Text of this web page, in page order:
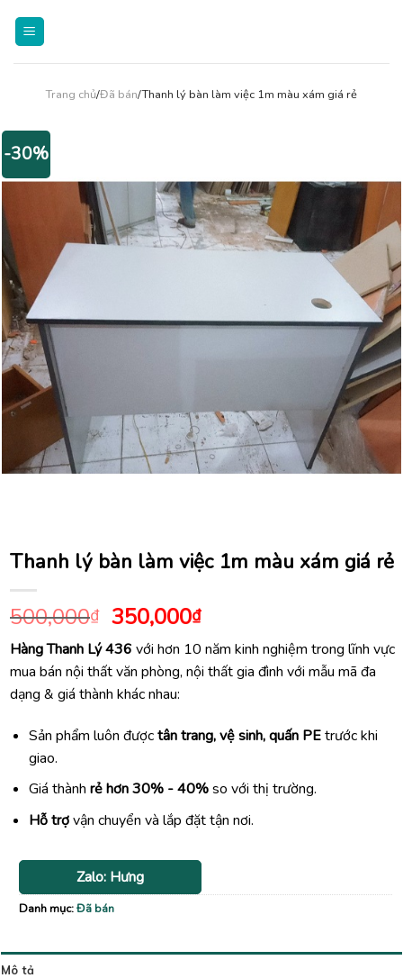
Trang chủ/Đã bán/Thanh lý bàn làm việc 1m màu xám giá rẻ
-30%
Thanh lý bàn làm việc 1m màu xám giá rẻ
500,000₫ Giá
gốc
là:
500,000₫.
350,000₫Giá
hiện
tại
là:
Hàng Thanh Lý 436 với hơn 10 năm kinh nghiệm trong lĩnh vực
mua bán nội thất văn phòng, nội thất gia đình với mẫu mã đa
dạng & giá thành khác nhau:
Sản phẩm luôn đượctân trang, vệ sinh, quấn PEtrước khi
giao.
Giá thành rẻ hơn 30% - 40%so với thị trường.
Hỗ trợvận chuyển và lắp đặt tận nơi.
Zalo: Hưng
Danh mục:Đã bán
Mô tả